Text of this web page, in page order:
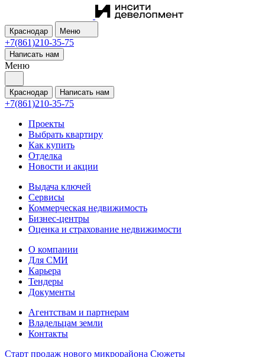
Краснодар Меню
+7(861)210-35-75
Написать нам
Меню
Краснодар Написать нам
+7(861)210-35-75
Проекты
Выбрать квартиру
Как купить
Отделка
Новости и акции
Выдача ключей
Сервисы
Коммерческая недвижимость
Бизнес-центры
Оценка и страхование недвижимости
О компании
Для СМИ
Карьера
Тендеры
Документы
Агентствам и партнерам
Владельцам земли
Контакты
Старт продаж нового микрорайона Сюжеты